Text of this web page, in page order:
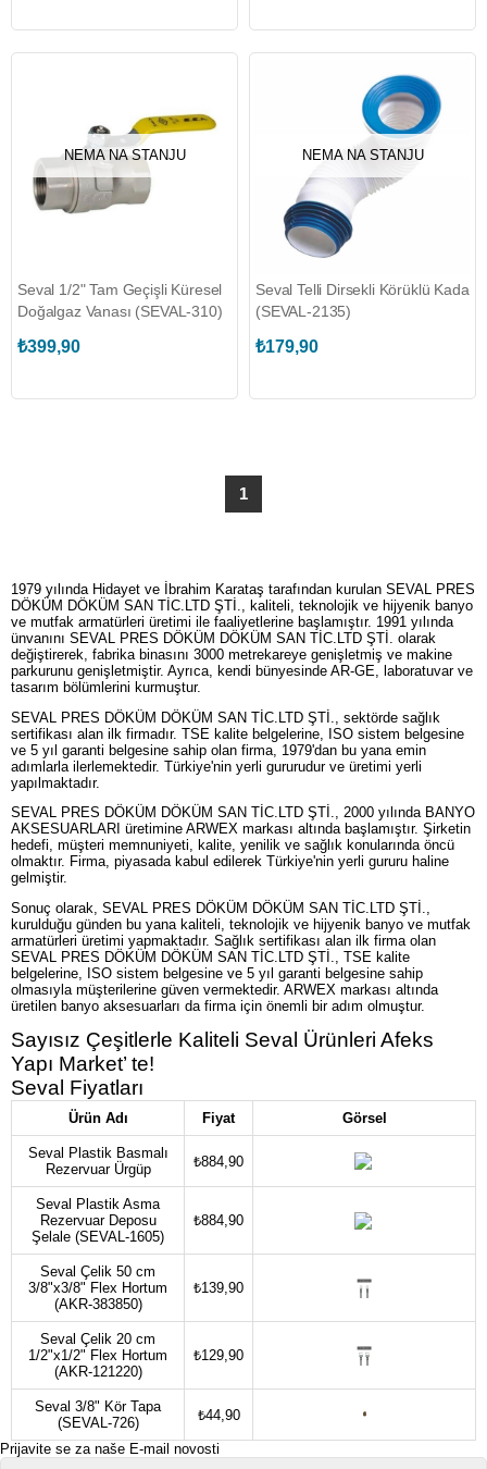
NEMA NA STANJU
Seval 1/2" Tam Geçişli Küresel
Doğalgaz Vanası (SEVAL-310)
₺399,90
NEMA NA STANJU
Seval Telli Dirsekli Körüklü Kada
(SEVAL-2135)
₺179,90
1
1979 yılında Hidayet ve İbrahim Karataş tarafından kurulan SEVAL PRES
DÖKÜM DÖKÜM SAN TİC.LTD ŞTİ., kaliteli, teknolojik ve hijyenik banyo
ve mutfak armatürleri üretimi ile faaliyetlerine başlamıştır. 1991 yılında
ünvanını SEVAL PRES DÖKÜM DÖKÜM SAN TİC.LTD ŞTİ. olarak
değiştirerek, fabrika binasını 3000 metrekareye genişletmiş ve makine
parkurunu genişletmiştir. Ayrıca, kendi bünyesinde AR-GE, laboratuvar ve
tasarım bölümlerini kurmuştur.
SEVAL PRES DÖKÜM DÖKÜM SAN TİC.LTD ŞTİ., sektörde sağlık
sertifikası alan ilk firmadır. TSE kalite belgelerine, ISO sistem belgesine
ve 5 yıl garanti belgesine sahip olan firma, 1979'dan bu yana emin
adımlarla ilerlemektedir. Türkiye'nin yerli gururudur ve üretimi yerli
yapılmaktadır.
SEVAL PRES DÖKÜM DÖKÜM SAN TİC.LTD ŞTİ., 2000 yılında BANYO
AKSESUARLARI üretimine ARWEX markası altında başlamıştır. Şirketin
hedefi, müşteri memnuniyeti, kalite, yenilik ve sağlık konularında öncü
olmaktır. Firma, piyasada kabul edilerek Türkiye'nin yerli gururu haline
gelmiştir.
Sonuç olarak, SEVAL PRES DÖKÜM DÖKÜM SAN TİC.LTD ŞTİ.,
kurulduğu günden bu yana kaliteli, teknolojik ve hijyenik banyo ve mutfak
armatürleri üretimi yapmaktadır. Sağlık sertifikası alan ilk firma olan
SEVAL PRES DÖKÜM DÖKÜM SAN TİC.LTD ŞTİ., TSE kalite
belgelerine, ISO sistem belgesine ve 5 yıl garanti belgesine sahip
olmasıyla müşterilerine güven vermektedir. ARWEX markası altında
üretilen banyo aksesuarları da firma için önemli bir adım olmuştur.
Sayısız Çeşitlerle Kaliteli Seval Ürünleri Afeks
Yapı Market’ te!
Seval Fiyatları
Ürün Adı Fiyat Görsel
Seval Plastik Basmalı
Rezervuar Ürgüp
₺884,90
Seval Plastik Asma
Rezervuar Deposu
Şelale (SEVAL-1605)
₺884,90
Seval Çelik 50 cm
3/8"x3/8" Flex Hortum
(AKR-383850)
₺139,90
Seval Çelik 20 cm
1/2"x1/2" Flex Hortum
(AKR-121220)
₺129,90
Seval 3/8" Kör Tapa
(SEVAL-726)
₺44,90
Prijavite se za naše E-mail novosti